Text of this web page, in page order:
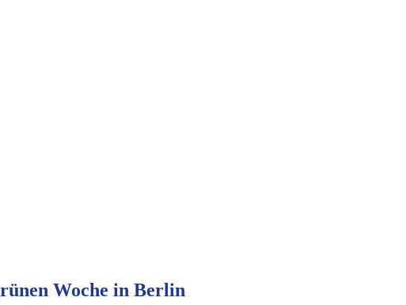
Woche in Berlin